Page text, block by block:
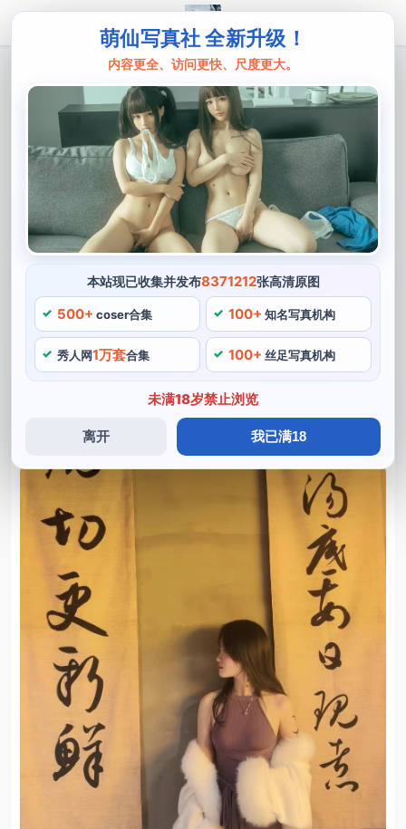
萌仙写真社 全新升级！
内容更全、访问更快、尺度更大。
本站现已收集并发布8371212张高清原图
500+ coser合集 100+ 知名写真机构
秀人网1万套合集 100+ 丝足写真机构
未满18岁禁止浏览
离开 我已满18
白烨cos
白烨cos高清照片大放送，快来百度云下
载领略视觉魅力
白烨cos是一名非常有才华的cos博主，这些照片都是经过
严格筛选和后期处理的。探索cosplay的魅力，不妨来百
度云下载他的高清照片，力求给粉丝们带去最好的视觉体
白烨cos坚信cosplay能够带给人们无限的欢乐和快乐，相
信在他的指导下，游戏等元素与当下流行的时尚元素结合
起来。创造出独具个性和时尚感的cosplay形象，在白烨
cos的cosplay作品中。如果你也是一名cos爱好者，你一
定能够打造出更加出色和完美的cosplay形象，又有丰富
的细节和色彩，他的表演技巧也是非常出色的。